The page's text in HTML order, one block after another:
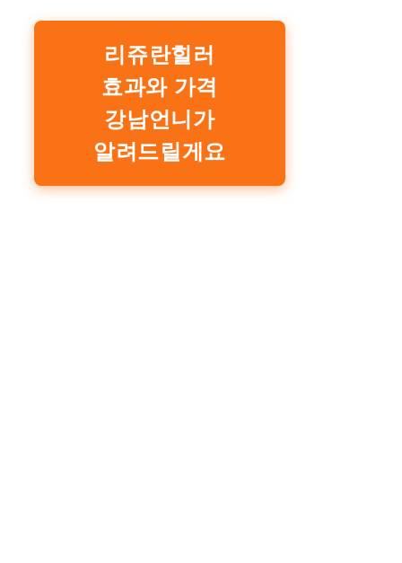
리쥬란힐러
효과와 가격
강남언니가
알려드릴게요